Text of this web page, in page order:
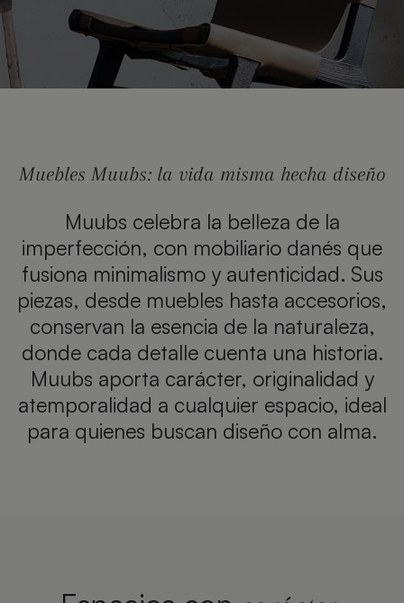
Muebles Muubs: la vida misma hecha diseño
Muubs celebra la belleza de la
imperfección, con mobiliario danés que
fusiona minimalismo y autenticidad. Sus
piezas, desde muebles hasta accesorios,
conservan la esencia de la naturaleza,
donde cada detalle cuenta una historia.
Muubs aporta carácter, originalidad y
atemporalidad a cualquier espacio, ideal
para quienes buscan diseño con alma.